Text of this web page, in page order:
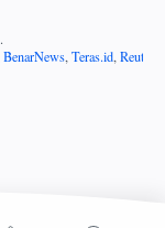
.
BenarNews, Teras.id, Reuters